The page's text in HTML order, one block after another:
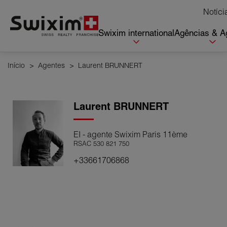
Swixim internationalAgências &
Início > Agentes > Laurent BRUNNERT
Laurent BRUNNERT
EI - agente Swixim Paris 11ème
RSAC 530 821 750
+33661706868